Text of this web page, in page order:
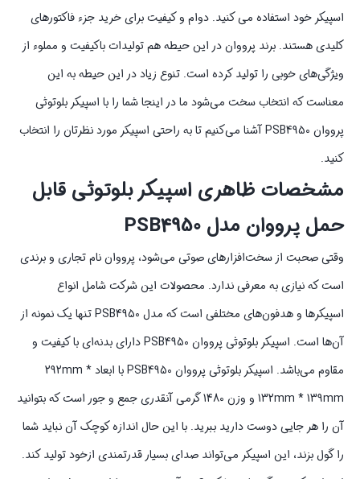
اسپیکر خود استفاده می کنید. دوام و کیفیت برای خرید جزء فاکتورهای
کلیدی هستند. برند پرووان در این حیطه هم تولیدات باکیفیت و مملوء از
ویژگی‌های خوبی را تولید کرده است. تنوع زیاد در این حیطه به این
معناست که انتخاب سخت می‌شود ما در اینجا شما را با اسپیکر بلوتوثی
پرووان PSB4950 آشنا می‌کنیم تا به راحتی اسپیکر مورد نظرتان را انتخاب
کنید.
مشخصات ظاهری اسپیکر بلوتوثی قابل
حمل پرووان مدل PSB4950
وقتی صحبت از سخت‌افزارهای صوتی می‌شود، پرووان نام تجاری و برندی
است که نیازی به معرفی ندارد. محصولات این شرکت شامل انواع
اسپیکرها و هدفون‌های مختلفی است که مدل PSB4950 تنها یک نمونه از
آن‌ها است. اسپیکر بلوتوثی پرووان PSB4950 دارای بدنه‌ای با کیفیت و
مقاوم می‌باشد. اسپیکر بلوتوثی پرووان PSB4950 با ابعاد 292mm *
132mm * 139mm و وزن 1480 گرمی آنقدری جمع و جور است که بتوانید
آن را هر جایی دوست دارید ببرید. با این حال اندازه کوچک آن نباید شما
را گول بزند، این اسپیکر می‌تواند صدای بسیار قدرتمندی ازخود تولید کند.